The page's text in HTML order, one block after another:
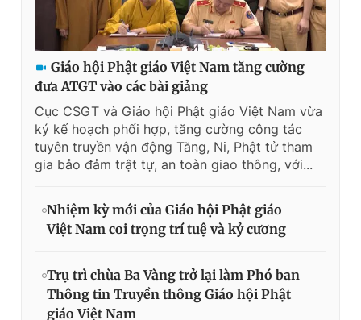
Giáo hội Phật giáo Việt Nam tăng cường
đưa ATGT vào các bài giảng
Cục CSGT và Giáo hội Phật giáo Việt Nam vừa
ký kế hoạch phối hợp, tăng cường công tác
tuyên truyền vận động Tăng, Ni, Phật tử tham
gia bảo đảm trật tự, an toàn giao thông, với...
Nhiệm kỳ mới của Giáo hội Phật giáo
Việt Nam coi trọng trí tuệ và kỷ cương
Trụ trì chùa Ba Vàng trở lại làm Phó ban
Thông tin Truyền thông Giáo hội Phật
giáo Việt Nam